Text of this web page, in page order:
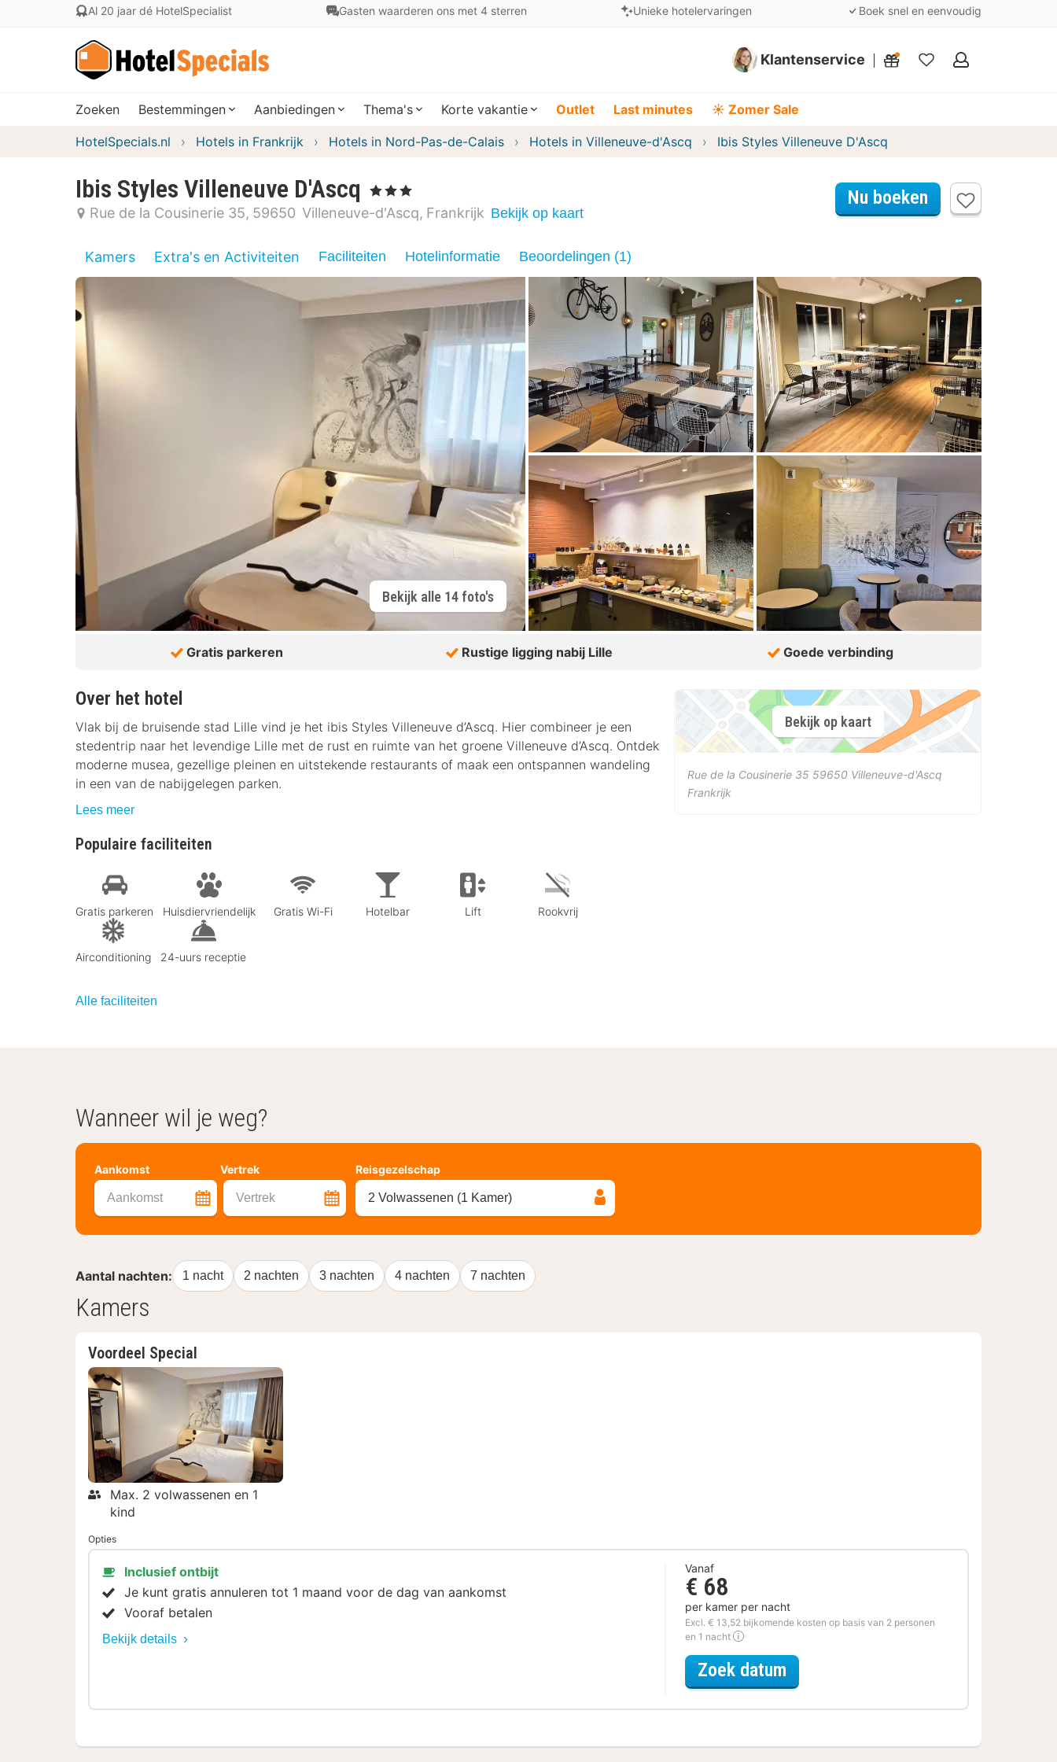
Al 20 jaar dé HotelSpecialist Gasten waarderen ons met 4 sterren Unieke hotelervaringen Boek snel en eenvoudig
Klantenservice
Mijn
Zoeken Bestemmingen Aanbiedingen Thema's Korte vakantie Outlet Last minutes ☀️ Zomer Sale
HotelSpecials.nl Hotels in Frankrijk Hotels in Nord-Pas-de-Calais Hotels in Villeneuve-d'Ascq Ibis Styles Villeneuve D'Ascq
Ibis Styles Villeneuve D'Ascq , 3 Sterren
Rue de la Cousinerie 35 59650 Villeneuve-d'Ascq Frankrijk Bekijk op kaart
Nu boeken
Kamers Extra's en Activiteiten Faciliteiten Hotelinformatie Beoordelingen (1)
Bekijk alle 14 foto's
Gratis parkeren Rustige ligging nabij Lille Goede verbinding
Over het hotel
Vlak bij de bruisende stad Lille vind je het ibis Styles Villeneuve d’Ascq. Hier combineer je een
stedentrip naar het levendige Lille met de rust en ruimte van het groene Villeneuve d’Ascq. Ontdek
moderne musea, gezellige pleinen en uitstekende restaurants of maak een ontspannen wandeling
in een van de nabijgelegen parken.
Lees meer
Populaire faciliteiten
Gratis parkeren Huisdiervriendelijk Gratis Wi-Fi Hotelbar Lift Rookvrij
Airconditioning 24-uurs receptie
Alle faciliteiten
Bekijk op kaart
Rue de la Cousinerie 35 59650 Villeneuve-d'Ascq
Frankrijk
Wanneer wil je weg?
Aankomst Vertrek
Aankomst Vertrek
Reisgezelschap
2 Volwassenen (1 Kamer)
Aantal nachten: 1 nacht 2 nachten 3 nachten 4 nachten 7 nachten
Kamers
Voordeel Special
Max. 2 volwassenen en 1
kind
Opties
Inclusief ontbijt
Je kunt gratis annuleren tot 1 maand voor de dag van aankomst
Vooraf betalen
Bekijk details
Vanaf
€ 68
per kamer per nacht
Excl. € 13,52 bijkomende kosten op basis van 2 personen
en 1 nacht
Zoek datum